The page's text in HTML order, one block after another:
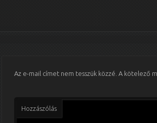
Az e-mail címet nem tesszük közzé. A kötelező
Hozzászólás